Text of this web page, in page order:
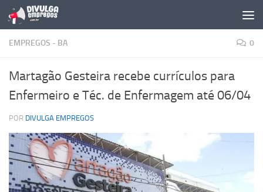
Skip to content
EMPREGOS - BA 0
Martagão Gesteira recebe currículos para
Enfermeiro e Téc. de Enfermagem até 06/04
POR DIVULGA EMPREGOS